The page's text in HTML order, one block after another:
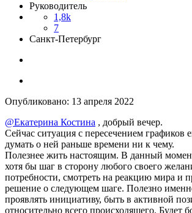
Руководитель
1,8k
7
Санкт-Петербург
Опубликовано: 13 апреля 2022
@Екатерина Костина , добрый вечер.
Сейчас ситуация с пересечением графиков
думать о ней раньше времени ни к чему.
Полезнее жить настоящим. В данный
хотя бы шаг в сторону любого своего
потребности, смотреть на реакцию мира и
решение о следующем шаге. Полезно
проявлять инициативу, быть в активной
относительно всего происходящего. Будет